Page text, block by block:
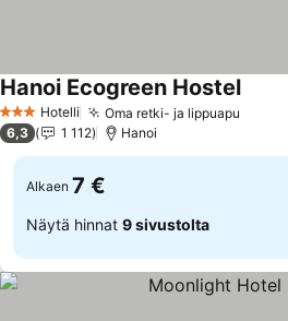
3 Tähtiluokitus
Hotelli Oma retki- ja lippuapu
Hanoi Ecogreen Hostel
6,3 1 112 Hanoi
Alkaen 7 €
Näytä hinnat 9 sivustolta